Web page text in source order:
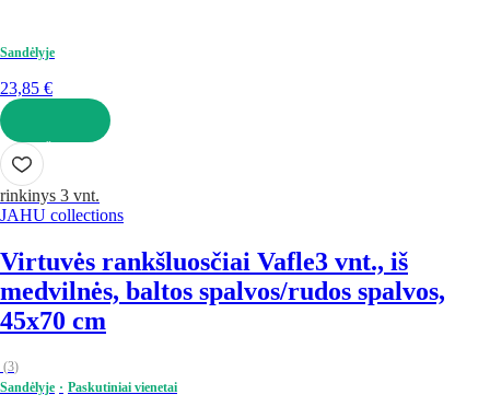
Sandėlyje
23,85 €
Į KREPŠELĮ
rinkinys 3 vnt.
JAHU collections
Virtuvės rankšluosčiai Vafle3 vnt., iš
medvilnės, baltos spalvos/rudos spalvos,
45x70 cm
(3)
Sandėlyje
Paskutiniai vienetai